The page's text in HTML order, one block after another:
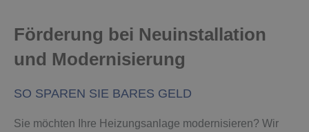
Förderung bei Neuinstallation
und Modernisierung
SO SPAREN SIE BARES GELD
Sie möchten Ihre Heizungsanlage modernisieren? Wir